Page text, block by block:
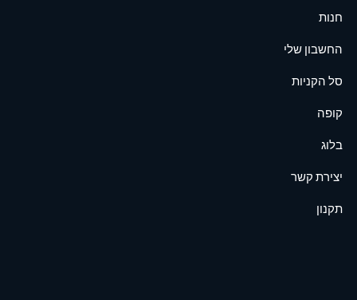
חנות
החשבון שלי
סל הקניות
קופה
בלוג
יצירת קשר
תקנון